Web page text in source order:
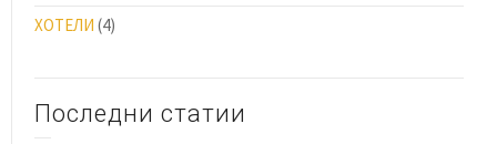
ХОТЕЛИ (4)
Последни статии